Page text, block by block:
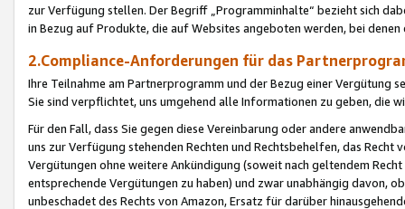
zur Verfügung stellen. Der Begriff „Programminhalte“ bezieht sich
in Bezug auf Produkte, die auf Websites angeboten werden, bei
2.Compliance-Anforderungen für das
Ihre Teilnahme am Partnerprogramm und der Bezug einer Vergütung
Sie sind verpflichtet, uns umgehend alle Informationen zu geben, die
Für den Fall, dass Sie gegen diese Vereinbarung oder andere
uns zur Verfügung stehenden Rechten und Rechtsbehelfen, das
Vergütungen ohne weitere Ankündigung (soweit nach geltendem
entsprechende Vergütungen zu haben) und zwar unabhängig davon,
unbeschadet des Rechts von Amazon, Ersatz für darüber